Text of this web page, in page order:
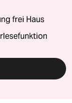
frei Haus